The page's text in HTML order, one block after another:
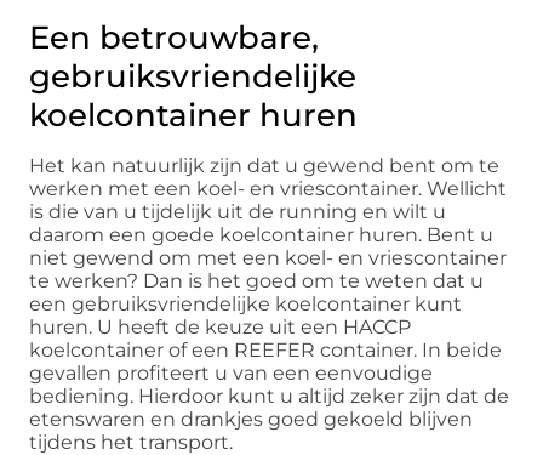
Een betrouwbare,
gebruiksvriendelijke
koelcontainer huren
Het kan natuurlijk zijn dat u gewend bent om te
werken met een koel- en vriescontainer. Wellicht
is die van u tijdelijk uit de running en wilt u
daarom een goede koelcontainer huren. Bent u
niet gewend om met een koel- en vriescontainer
te werken? Dan is het goed om te weten dat u
een gebruiksvriendelijke koelcontainer kunt
huren. U heeft de keuze uit een HACCP
koelcontainer of een REEFER container. In beide
gevallen profiteert u van een eenvoudige
bediening. Hierdoor kunt u altijd zeker zijn dat de
etenswaren en drankjes goed gekoeld blijven
tijdens het transport.